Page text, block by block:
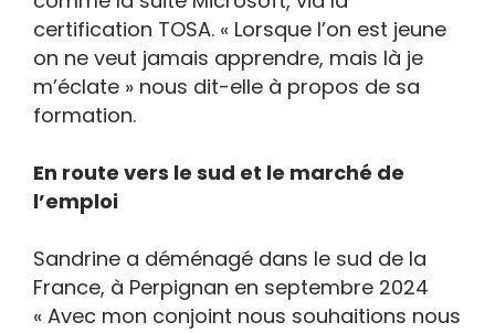
certification TOSA. « Lorsque l’on est jeune
on ne veut jamais apprendre, mais là je
m’éclate » nous dit-elle à propos de sa
formation.
En route vers le sud et le marché de
l’emploi
Sandrine a déménagé dans le sud de la
France, à Perpignan en septembre 2024
« Avec mon conjoint nous souhaitions nous